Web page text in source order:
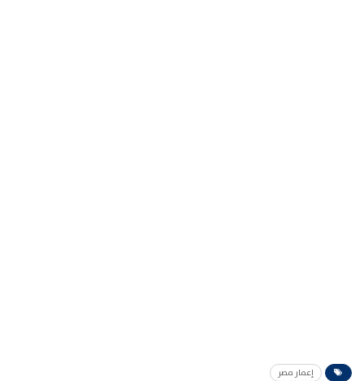
إعمار مصر